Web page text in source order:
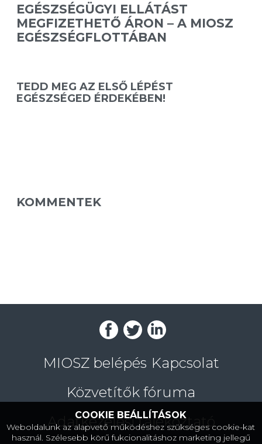
EGÉSZSÉGÜGYI ELLÁTÁST
MEGFIZETHETŐ ÁRON – A MIOSZ
EGÉSZSÉGFLOTTÁBAN
TEDD MEG AZ ELSŐ LÉPÉST
EGÉSZSÉGED ÉRDEKÉBEN!
KOMMENTEK
MIOSZ belépés Kapcsolat
Közvetítők fóruma
Adatkezelési tájékoztató
COOKIE BEÁLLÍTÁSOK
Weboldalunk az alapvető működéshez szükséges cookie-kat
használ. Szélesebb körű fukcionalitáshoz marketing jellegű